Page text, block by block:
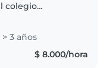
colegio
niños. Tengo
a primos y
soy muy
3 años
$ 8.000/hora